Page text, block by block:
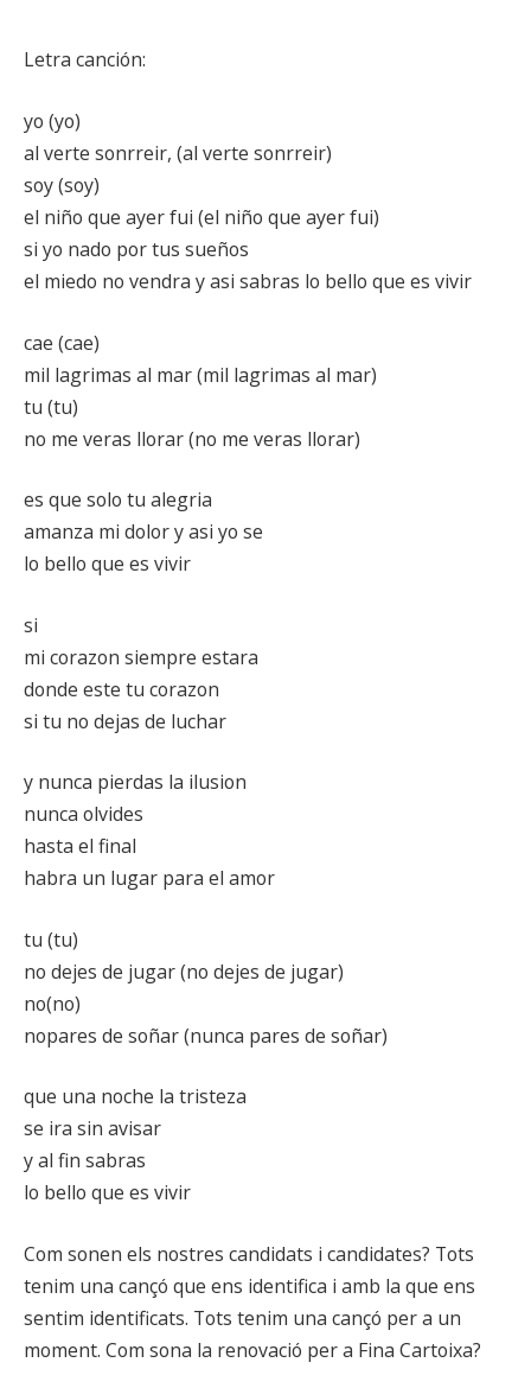
Letra canción:
yo (yo)
al verte sonrreir, (al verte sonrreir)
soy (soy)
el niño que ayer fui (el niño que ayer fui)
si yo nado por tus sueños
el miedo no vendra y asi sabras lo bello que es vivir
cae (cae)
mil lagrimas al mar (mil lagrimas al mar)
tu (tu)
no me veras llorar (no me veras llorar)
es que solo tu alegria
amanza mi dolor y asi yo se
lo bello que es vivir
si
mi corazon siempre estara
donde este tu corazon
si tu no dejas de luchar
y nunca pierdas la ilusion
nunca olvides
hasta el final
habra un lugar para el amor
tu (tu)
no dejes de jugar (no dejes de jugar)
no(no)
nopares de soñar (nunca pares de soñar)
que una noche la tristeza
se ira sin avisar
y al fin sabras
lo bello que es vivir
Com sonen els nostres candidats i candidates? Tots
tenim una cançó que ens identifica i amb la que ens
sentim identificats. Tots tenim una cançó per a un
moment. Com sona la renovació per a Fina Cartoixa?